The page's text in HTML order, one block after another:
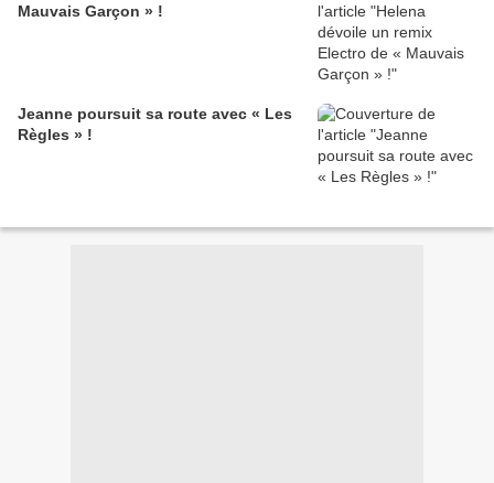
Mauvais Garçon » !
Jeanne poursuit sa route avec « Les
Règles » !